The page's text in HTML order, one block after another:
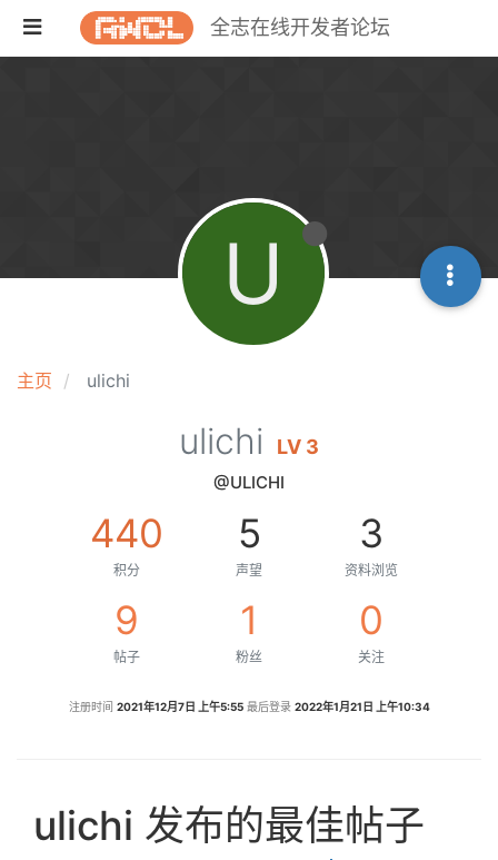
全志在线开发者论坛
主页 ulichi
U
ulichi LV 3
@ULICHI
440
积分
5
声望
3
资料浏览
9
帖子
1
粉丝
0
关注
注册时间 2021年12月7日 上午5:55 最后登录 2022年1月21日 上午10:34
ulichi 发布的最佳帖子